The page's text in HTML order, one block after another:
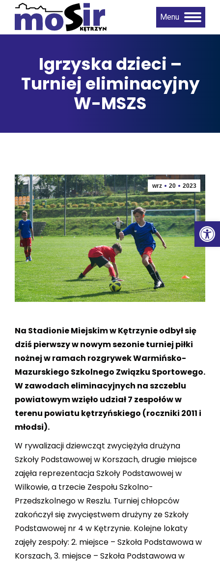
Menu
Igrzyska dzieci –
Turniej eliminacyjny
W-MSZS
wrz 20 2023
Na Stadionie Miejskim w Kętrzynie odbył się
dziś pierwszy w nowym sezonie turniej piłki
nożnej w ramach rozgrywek Warmińsko-
Mazurskiego Szkolnego Związku Sportowego.
W zawodach eliminacyjnych na szczeblu
powiatowym wzięło udział 7 zespołów w
terenu powiatu kętrzyńskiego (roczniki 2011 i
młodsi).
W rywalizacji dziewcząt zwyciężyła drużyna
Szkoły Podstawowej w Korszach, drugie miejsce
zajęła reprezentacja Szkoły Podstawowej w
Wilkowie, a trzecie Zespołu Szkolno-
Przedszkolnego w Reszlu. Turniej chłopców
zakończył się zwycięstwem drużyny ze Szkoły
Podstawowej nr 4 w Kętrzynie. Kolejne lokaty
zajęły zespoły: 2. miejsce – Szkoła Podstawowa w
Korszach, 3. miejsce – Szkoła Podstawowa w